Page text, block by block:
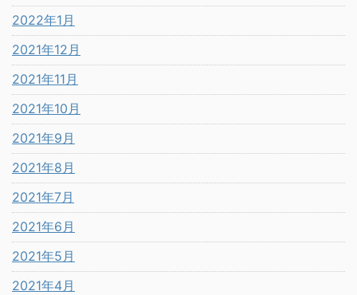
2022年1月
2021年12月
2021年11月
2021年10月
2021年9月
2021年8月
2021年7月
2021年6月
2021年5月
2021年4月